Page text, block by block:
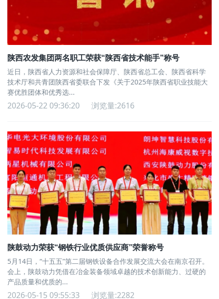
陕西农发集团两名职工荣获“陕西省技术能手”称号
近日，陕西省人力资源和社会保障厅、陕西省总工会、陕西省科学
技术厅和共青团陕西省委联合下发《关于2025年陕西省职业技能大
赛优胜团体和优秀选...
2026-05-22 09:36:20 浏览量:2616
陕鼓动力荣获“钢铁行业优质供应商”荣誉称号
5月14日，“十五五”第二届钢铁设备合作发展交流大会在南京召开。
会上，陕鼓动力凭借在冶金装备领域卓越的技术创新能力、过硬的
产品质量和优质的...
2026-05-15 09:55:33 浏览量:2282